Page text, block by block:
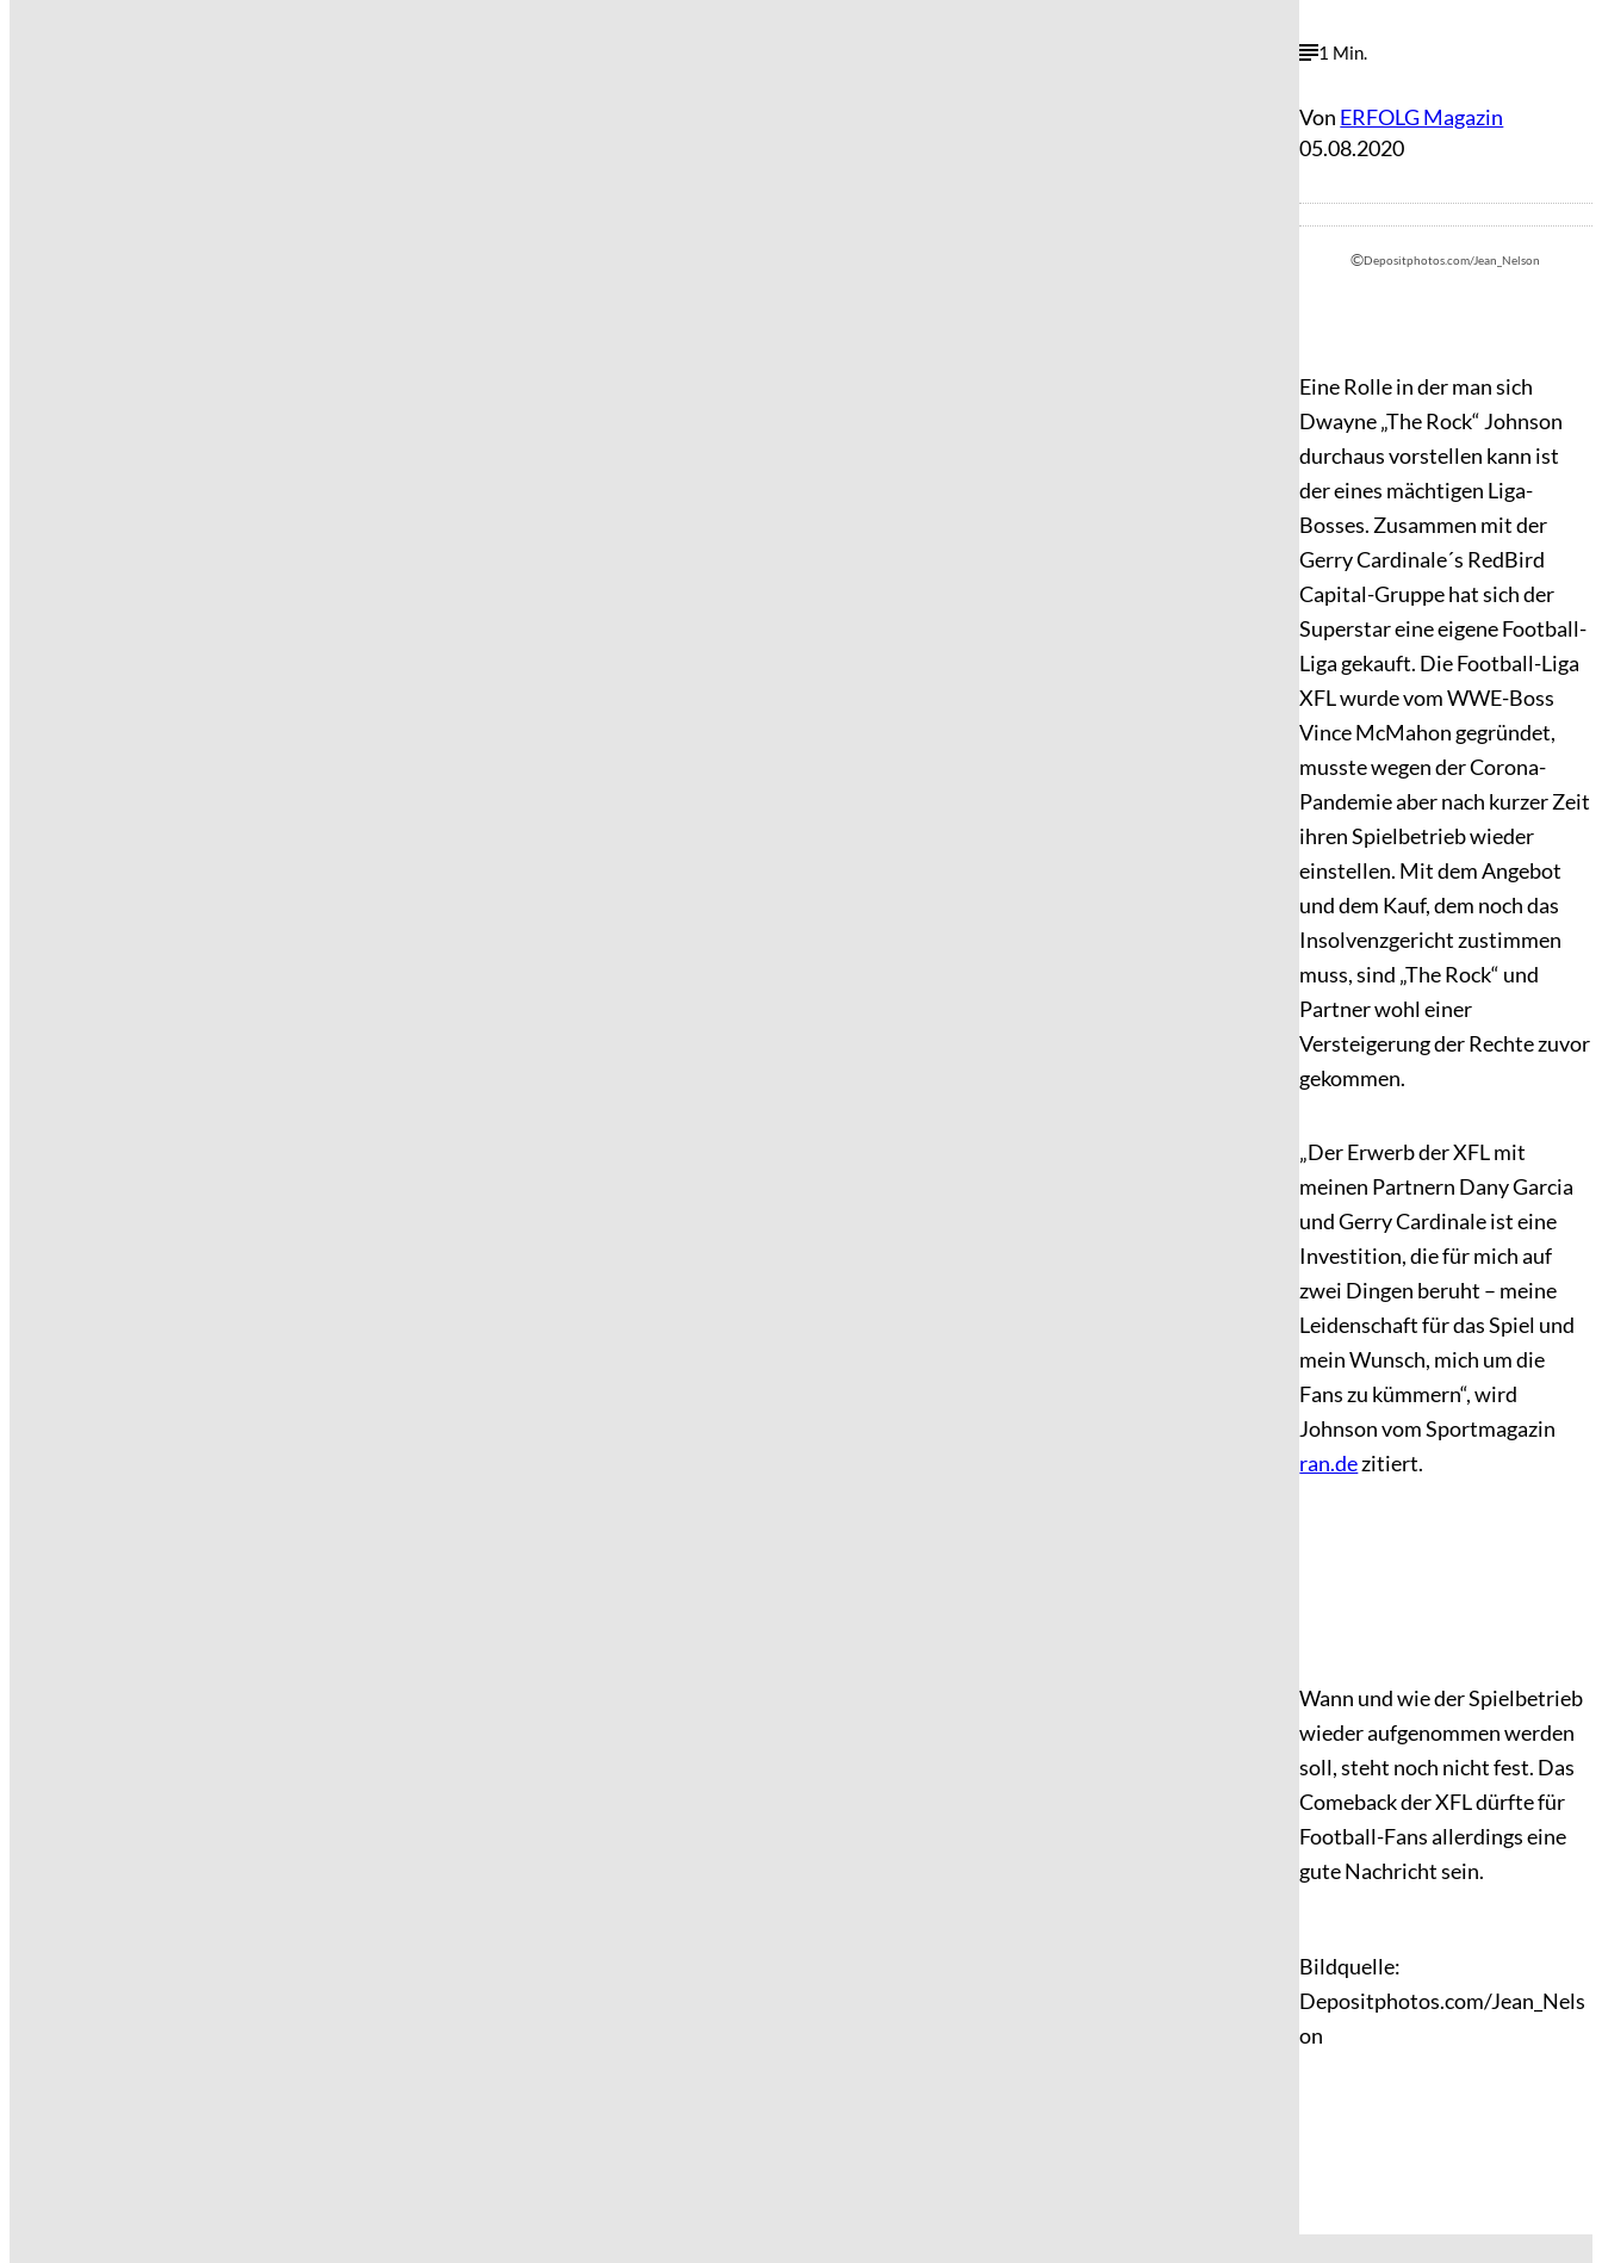
1 Min.
Von ERFOLG Magazin
05.08.2020
©Depositphotos.com/Jean_Nelson
Eine Rolle in der man sich
Dwayne „The Rock“ Johnson
durchaus vorstellen kann ist
der eines mächtigen Liga-
Bosses. Zusammen mit der
Gerry Cardinale´s RedBird
Capital-Gruppe hat sich der
Superstar eine eigene Football-
Liga gekauft. Die Football-Liga
XFL wurde vom WWE-Boss
Vince McMahon gegründet,
musste wegen der Corona-
Pandemie aber nach kurzer Zeit
ihren Spielbetrieb wieder
einstellen. Mit dem Angebot
und dem Kauf, dem noch das
Insolvenzgericht zustimmen
muss, sind „The Rock“ und
Partner wohl einer
Versteigerung der Rechte zuvor
gekommen.
„Der Erwerb der XFL mit
meinen Partnern Dany Garcia
und Gerry Cardinale ist eine
Investition, die für mich auf
zwei Dingen beruht – meine
Leidenschaft für das Spiel und
mein Wunsch, mich um die
Fans zu kümmern“, wird
Johnson vom Sportmagazin
ran.dezitiert.
Wann und wie der Spielbetrieb
wieder aufgenommen werden
soll, steht noch nicht fest. Das
Comeback der XFL dürfte für
Football-Fans allerdings eine
gute Nachricht sein.
Bildquelle:
Depositphotos.com/Jean_Nels
on